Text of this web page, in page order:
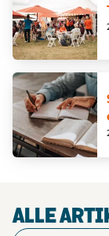
ALLE
Word
nu
vriend
Businessclub
Adverteren
Winkel
Privacy
reglement